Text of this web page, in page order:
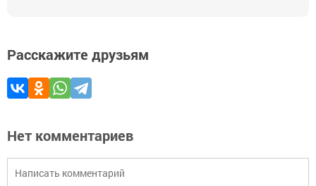
Расскажите друзьям
Нет комментариев